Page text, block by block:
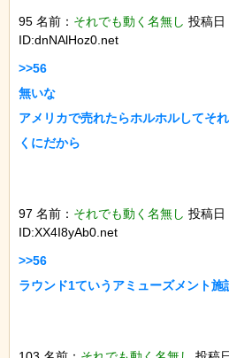
95 名前： それでも動く名無し 投稿
ID:dnNAlHoz0.net
>>56
無いな
アメリカで売れたらホルホルしてそ
くにだから
97 名前： それでも動く名無し 投稿日
ID:XX4I8yAb0.net
>>56
ラウンド1ていうアミューズメント施